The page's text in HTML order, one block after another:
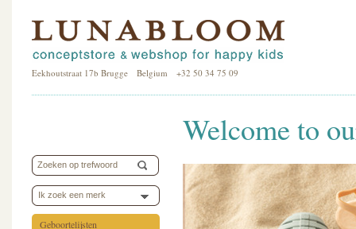
Eekhoutstraat 17b Brugge Belgium +32 50 34 75 09
Ik zoek een merk
Geboortelijsten
Welcome to